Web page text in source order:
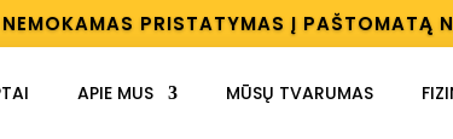
NEMOKAMAS PRISTATYMAS Į PAŠTOMATĄ
APIE MUS MŪSŲ TVARUMAS